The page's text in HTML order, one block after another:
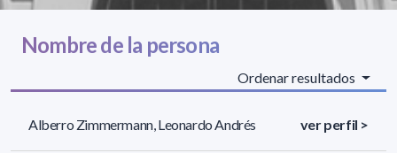
Nombre de la persona
Ordenar resultados
Alberro Zimmermann, Leonardo Andrés ver perfil >